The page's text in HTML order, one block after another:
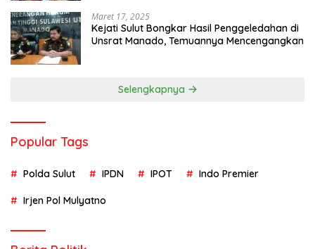
Maret 17, 2025
Kejati Sulut Bongkar Hasil Penggeledahan di
Unsrat Manado, Temuannya Mencengangkan
Selengkapnya
Popular Tags
Polda Sulut IPDN IPOT Indo Premier
Irjen Pol Mulyatno